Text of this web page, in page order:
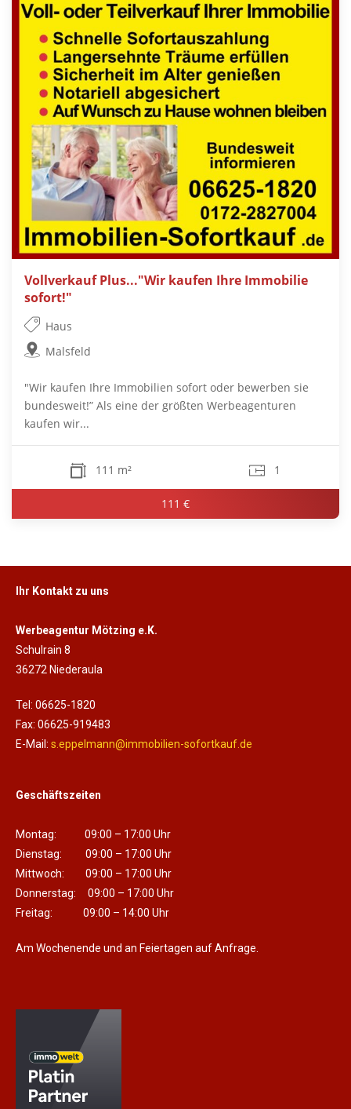
Vollverkauf Plus..."Wir kaufen Ihre Immobilie
sofort!"
Haus
Malsfeld
"Wir kaufen Ihre Immobilien sofort oder bewerben sie
bundesweit!” Als eine der größten Werbeagenturen
kaufen wir...
111 m² 1
111 €
Ihr Kontakt zu uns
Werbeagentur Mötzing e.K.
Schulrain 8
36272 Niederaula
Tel: 06625-1820
Fax: 06625-919483
E-Mail: s.eppelmann@immobilien-sofortkauf.de
Geschäftszeiten
Montag: 09:00 – 17:00 Uhr
Dienstag: 09:00 – 17:00 Uhr
Mittwoch: 09:00 – 17:00 Uhr
Donnerstag: 09:00 – 17:00 Uhr
Freitag: 09:00 – 14:00 Uhr
Am Wochenende und an Feiertagen auf Anfrage.